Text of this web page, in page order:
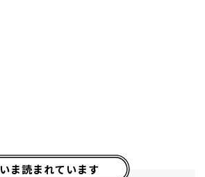
いま読まれています